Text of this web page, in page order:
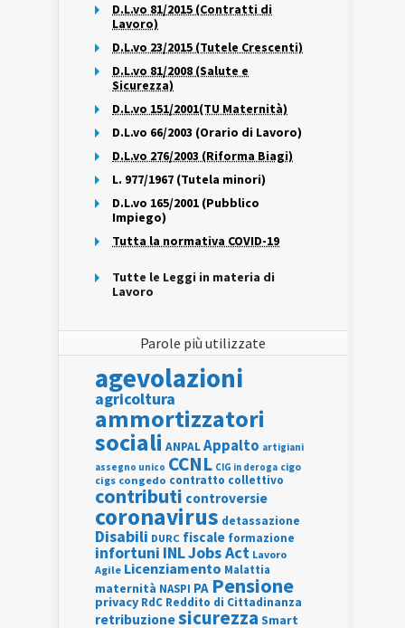
D.L.vo 81/2015 (Contratti di
Lavoro)
D.L.vo 23/2015 (Tutele Crescenti)
D.L.vo 81/2008 (Salute e
Sicurezza)
D.L.vo 151/2001(TU Maternità)
D.L.vo 66/2003 (Orario di Lavoro)
D.L.vo 276/2003 (Riforma Biagi)
L. 977/1967 (Tutela minori)
D.L.vo 165/2001 (Pubblico
Impiego)
Tutta la normativa COVID-19
Tutte le Leggi in materia di
Lavoro
Parole più utilizzate
agevolazioni
agricoltura
ammortizzatori
sociali ANPALAppalto artigiani
assegno unico CCNL CIG in deroga cigo
cigs congedo contratto collettivo
contributi controversie
coronavirus detassazione
Disabili DURC fiscale formazione
infortuni INLJobs Act Lavoro
Agile Licenziamento Malattia
maternità NASPI PA Pensione
privacy RdC Reddito di Cittadinanza
retribuzionesicurezza Smart